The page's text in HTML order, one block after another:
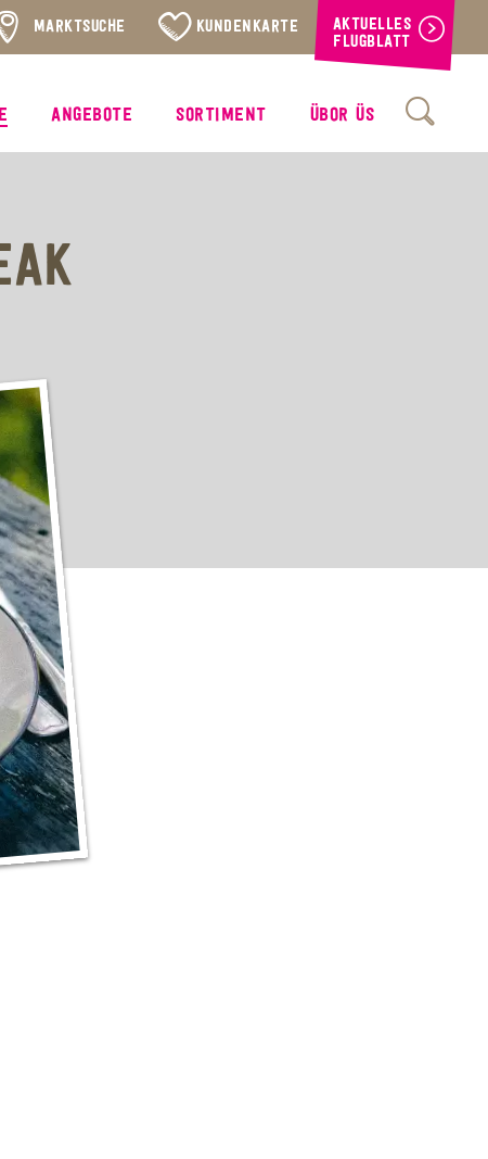
MARKTSUCHE KUNDENKARTE
AKTUELLES
FLUGBLATT
ANGEBOTE SORTIMENT ÜBOR ÜS